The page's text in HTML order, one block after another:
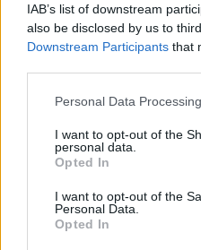
IAB’s list of downstream
also be disclosed by us to
Downstream Participants that
Personal Data
I want to opt-out of the
personal data.
Opted In
I want to opt-out of the
Personal Data.
Opted In
2026 m. rugpjūčio 9 d. 10:03
Lrytas.lt
Šį savaitgalį
Lenkijoje vyko
Varšuvos
„Ekopatrol“